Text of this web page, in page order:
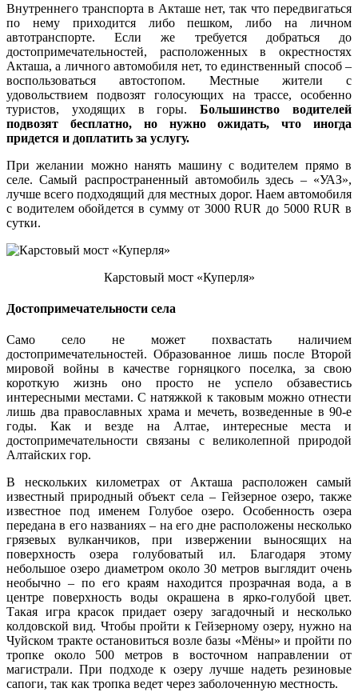
Внутреннего транспорта в Акташе нет, так что передвигаться
по нему приходится либо пешком, либо на личном
автотранспорте. Если же требуется добраться до
достопримечательностей, расположенных в окрестностях
Акташа, а личного автомобиля нет, то единственный способ –
воспользоваться автостопом. Местные жители с
удовольствием подвозят голосующих на трассе, особенно
туристов, уходящих в горы.Большинство водителей
подвозят бесплатно, но нужно ожидать, что иногда
придется и доплатить за услугу.
При желании можно нанять машину с водителем прямо в
селе. Самый распространенный автомобиль здесь – «УАЗ»,
лучше всего подходящий для местных дорог. Наем автомобиля
с водителем обойдется в сумму от 3000 RUR до 5000 RUR в
сутки.
Карстовый мост «Куперля»
Достопримечательности села
Само село не может похвастать наличием
достопримечательностей. Образованное лишь после Второй
мировой войны в качестве горняцкого поселка, за свою
короткую жизнь оно просто не успело обзавестись
интересными местами. С натяжкой к таковым можно отнести
лишь два православных храма и мечеть, возведенные в 90-е
годы. Как и везде на Алтае, интересные места и
достопримечательности связаны с великолепной природой
Алтайских гор.
В нескольких километрах от Акташа расположен самый
известный природный объект села – Гейзерное озеро, также
известное под именем Голубое озеро. Особенность озера
передана в его названиях – на его дне расположены несколько
грязевых вулканчиков, при извержении выносящих на
поверхность озера голубоватый ил. Благодаря этому
небольшое озеро диаметром около 30 метров выглядит очень
необычно – по его краям находится прозрачная вода, а в
центре поверхность воды окрашена в ярко-голубой цвет.
Такая игра красок придает озеру загадочный и несколько
колдовской вид. Чтобы пройти к Гейзерному озеру, нужно на
Чуйском тракте остановиться возле базы «Мёны» и пройти по
тропке около 500 метров в восточном направлении от
магистрали. При подходе к озеру лучше надеть резиновые
сапоги, так как тропка ведет через заболоченную местность.